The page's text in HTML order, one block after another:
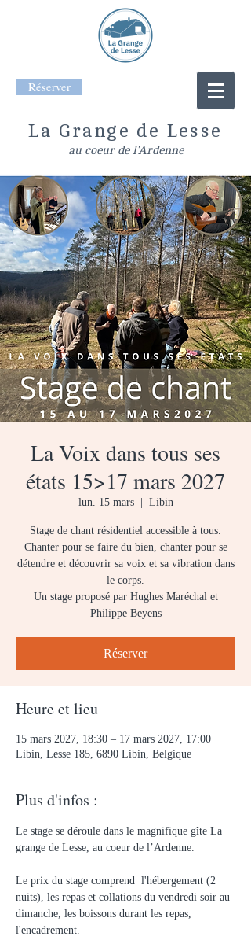
Réserver
La Grange de Lesse
au coeur de l'Ardenne
La Voix dans tous ses
états 15>17 mars 2027
lun. 15 mars
  |
Libin
Stage de chant résidentiel accessible à tous.
Chanter pour se faire du bien, chanter pour se
détendre et découvrir sa voix et sa vibration dans
le corps.
Un stage proposé par Hughes Maréchal et
Philippe Beyens
Réserver
Heure et lieu
15 mars 2027, 18:30 – 17 mars 2027, 17:00
Libin, Lesse 185, 6890 Libin, Belgique
Plus d'infos :
Le stage se déroule dans le magnifique gîte La
grange de Lesse, au coeur de l’Ardenne.
Le prix du stage comprend  l'hébergement (2
nuits), les repas et collations du vendredi soir au
dimanche, les boissons durant les repas,
l'encadrement.